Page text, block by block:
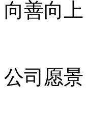
向善向上
公司愿